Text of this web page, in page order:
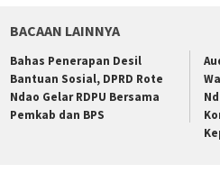
BACAAN LAINNYA
Bahas Penerapan Desil
Bantuan Sosial, DPRD Rote
Ndao Gelar RDPU Bersama
Pemkab dan BPS